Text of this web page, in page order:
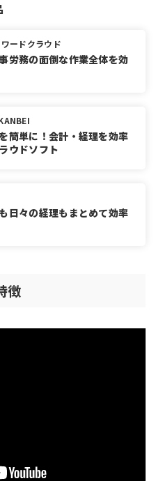
削減も可能
ト
る
すめのケース
たい場合
金プラン
会計ソフトを比較
ードクラウド
労務の面倒な作業全体を効
簡単に！会計・経理を効率
ウドソフト
日々の経理もまとめて効率
徴